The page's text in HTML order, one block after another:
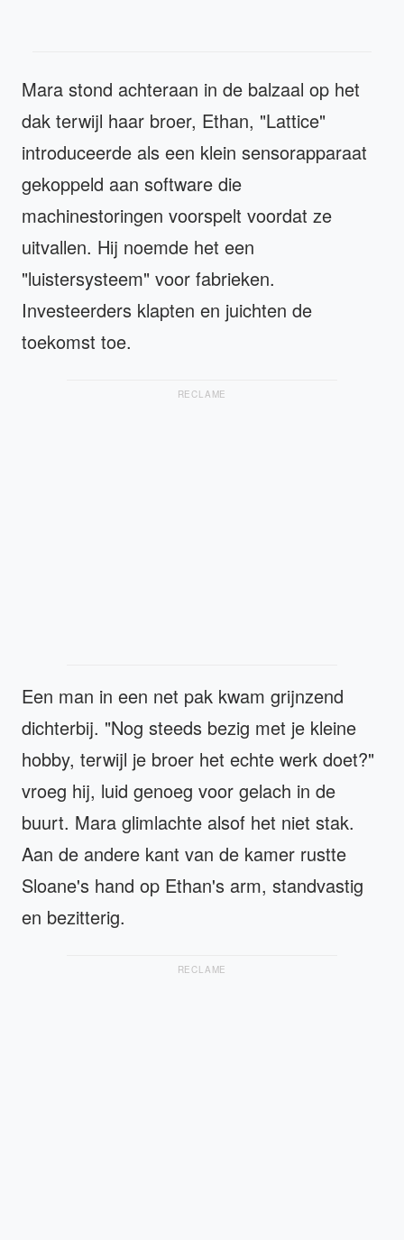
Mara stond achteraan in de balzaal op het
dak terwijl haar broer, Ethan, "Lattice"
introduceerde als een klein sensorapparaat
gekoppeld aan software die
machinestoringen voorspelt voordat ze
uitvallen. Hij noemde het een
"luistersysteem" voor fabrieken.
Investeerders klapten en juichten de
toekomst toe.
RECLAME
Een man in een net pak kwam grijnzend
dichterbij. "Nog steeds bezig met je kleine
hobby, terwijl je broer het echte werk doet?"
vroeg hij, luid genoeg voor gelach in de
buurt. Mara glimlachte alsof het niet stak.
Aan de andere kant van de kamer rustte
Sloane's hand op Ethan's arm, standvastig
en bezitterig.
RECLAME